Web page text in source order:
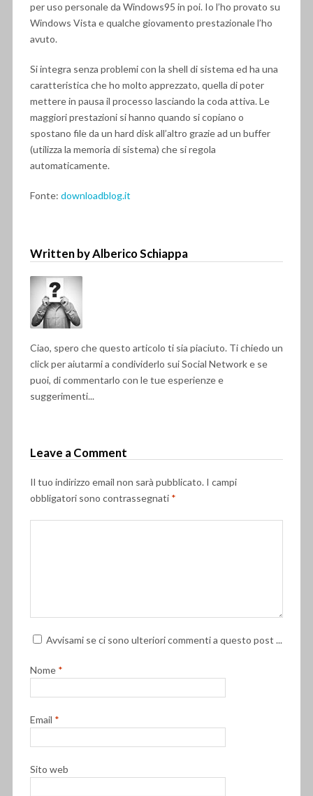
per uso personale da Windows95 in poi. Io l’ho provato su
Windows Vista e qualche giovamento prestazionale l’ho
avuto.
Si integra senza problemi con la shell di sistema ed ha una
caratteristica che ho molto apprezzato, quella di poter
mettere in pausa il processo lasciando la coda attiva. Le
maggiori prestazioni si hanno quando si copiano o
spostano file da un hard disk all’altro grazie ad un buffer
(utilizza la memoria di sistema) che si regola
automaticamente.
Fonte: downloadblog.it
Written by Alberico Schiappa
Ciao, spero che questo articolo ti sia piaciuto. Ti chiedo un
click per aiutarmi a condividerlo sui Social Network e se
puoi, di commentarlo con le tue esperienze e
suggerimenti...
Leave a Comment
Il tuo indirizzo email non sarà pubblicato. I campi
obbligatori sono contrassegnati *
Avvisami se ci sono ulteriori commenti a questo post ...
Nome *
Email *
Sito web